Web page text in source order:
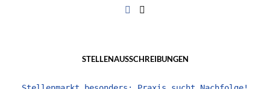
STELLENAUSSCHREIBUNGEN